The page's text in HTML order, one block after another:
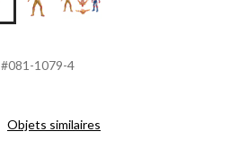
#081-1079-4
Objets similaires